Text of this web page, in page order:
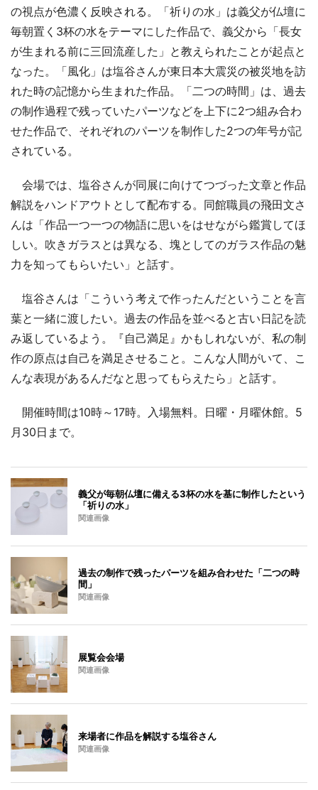
の視点が色濃く反映される。「祈りの水」は義父が仏壇に
毎朝置く3杯の水をテーマにした作品で、義父から「長女
が生まれる前に三回流産した」と教えられたことが起点と
なった。「風化」は塩谷さんが東日本大震災の被災地を訪
れた時の記憶から生まれた作品。「二つの時間」は、過去
の制作過程で残っていたパーツなどを上下に2つ組み合わ
せた作品で、それぞれのパーツを制作した2つの年号が記
されている。
会場では、塩谷さんが同展に向けてつづった文章と作品
解説をハンドアウトとして配布する。同館職員の飛田文さ
んは「作品一つ一つの物語に思いをはせながら鑑賞してほ
しい。吹きガラスとは異なる、塊としてのガラス作品の魅
力を知ってもらいたい」と話す。
塩谷さんは「こういう考えで作ったんだということを言
葉と一緒に渡したい。過去の作品を並べると古い日記を読
み返しているよう。『自己満足』かもしれないが、私の制
作の原点は自己を満足させること。こんな人間がいて、こ
んな表現があるんだなと思ってもらえたら」と話す。
開催時間は10時～17時。入場無料。日曜・月曜休館。5
月30日まで。
義父が毎朝仏壇に備える3杯の水を基に制作したという
「祈りの水」
関連画像
過去の制作で残ったパーツを組み合わせた「二つの時
間」
関連画像
展覧会会場
関連画像
来場者に作品を解説する塩谷さん
関連画像